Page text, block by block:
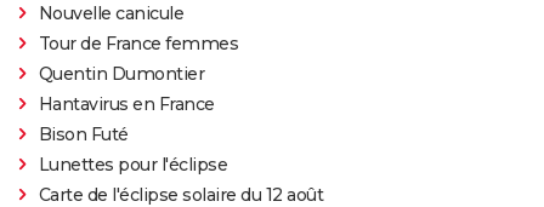
Nouvelle canicule
Tour de France femmes
Quentin Dumontier
Hantavirus en France
Bison Futé
Lunettes pour l'éclipse
Carte de l'éclipse solaire du 12 août